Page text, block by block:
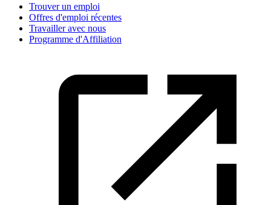
Trouver un emploi
Offres d'emploi récentes
Travailler avec nous
Programme d'Affiliation